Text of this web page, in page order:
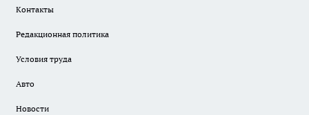
Контакты
Редакционная политика
Условия труда
Авто
Новости